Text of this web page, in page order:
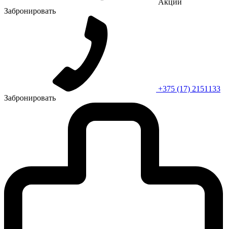
Забронировать
+375 (17) 2151133
Забронировать